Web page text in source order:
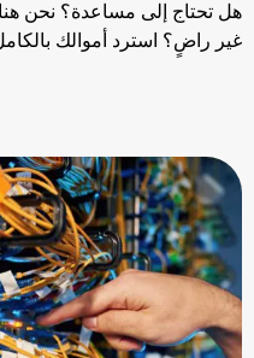
نحن هنا في أي وقت
بالكامل خلال 24 ساعة.